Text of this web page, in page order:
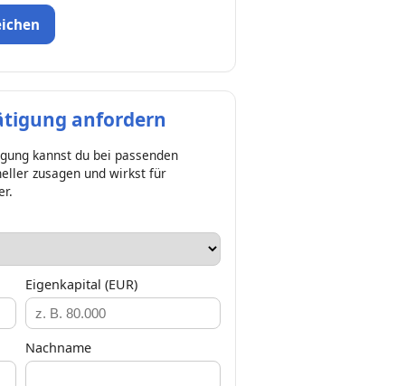
anfordern
kannst du bei passenden
zusagen und wirkst für
Eigenkapital (EUR)
Nachname